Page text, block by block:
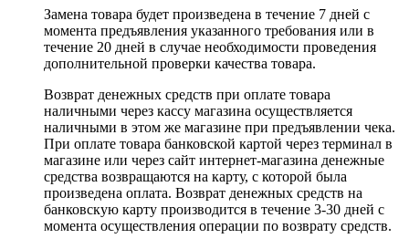
Замена товара будет произведена в течение 7 дней с
момента предъявления указанного требования или в
течение 20 дней в случае необходимости проведения
дополнительной проверки качества товара.
Возврат денежных средств при оплате товара
наличными через кассу магазина осуществляется
наличными в этом же магазине при предъявлении чека.
При оплате товара банковской картой через терминал в
магазине или через сайт интернет-магазина денежные
средства возвращаются на карту, с которой была
произведена оплата. Возврат денежных средств на
банковскую карту производится в течение 3-30 дней с
момента осуществления операции по возврату средств.